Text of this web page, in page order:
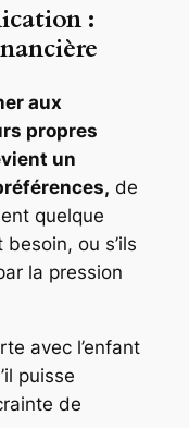
:
aux
propres
un
de
quelque
ou s’ils
la pression
avec l’enfant
puisse
de